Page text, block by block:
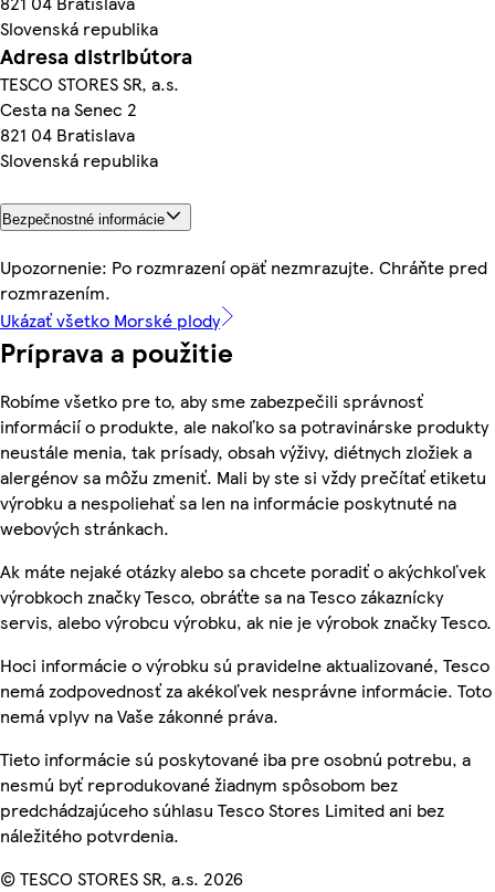
Slovenská republika
Adresa distribútora
TESCO STORES SR, a.s.
Cesta na Senec 2
821 04 Bratislava
Slovenská republika
Bezpečnostné informácie
Upozornenie: Po rozmrazení opäť nezmrazujte. Chráňte pred
rozmrazením.
Ukázať všetko Morské plody
Príprava a použitie
Robíme všetko pre to, aby sme zabezpečili správnosť
informácií o produkte, ale nakoľko sa potravinárske produkty
neustále menia, tak prísady, obsah výživy, diétnych zložiek a
alergénov sa môžu zmeniť. Mali by ste si vždy prečítať etiketu
výrobku a nespoliehať sa len na informácie poskytnuté na
webových stránkach.
Ak máte nejaké otázky alebo sa chcete poradiť o akýchkoľvek
výrobkoch značky Tesco, obráťte sa na Tesco zákaznícky
servis, alebo výrobcu výrobku, ak nie je výrobok značky Tesco.
Hoci informácie o výrobku sú pravidelne aktualizované, Tesco
nemá zodpovednosť za akékoľvek nesprávne informácie. Toto
nemá vplyv na Vaše zákonné práva.
Tieto informácie sú poskytované iba pre osobnú potrebu, a
nesmú byť reprodukované žiadnym spôsobom bez
predchádzajúceho súhlasu Tesco Stores Limited ani bez
náležitého potvrdenia.
© TESCO STORES SR, a.s. 2026